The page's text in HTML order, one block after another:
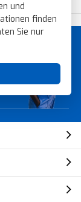
und
finden
Sie nur